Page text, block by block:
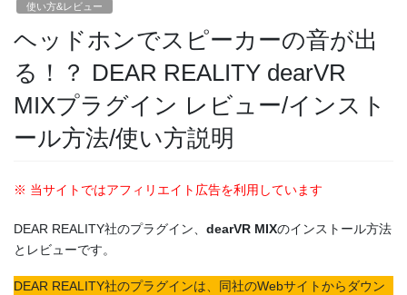
使い方&レビュー
ヘッドホンでスピーカーの音が出
る！？ DEAR REALITY dearVR
MIXプラグイン レビュー/インスト
ール方法/使い方説明
※ 当サイトではアフィリエイト広告を利用しています
DEAR REALITY社のプラグイン、 dearVR MIXのインストール方法
とレビューです。
DEAR REALITY社のプラグインは、同社のWebサイトからダウン